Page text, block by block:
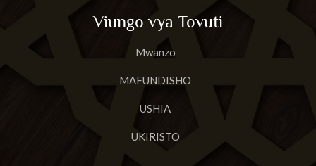
Viungo vya Tovuti
Mwanzo
MAFUNDISHO
USHIA
UKIRISTO